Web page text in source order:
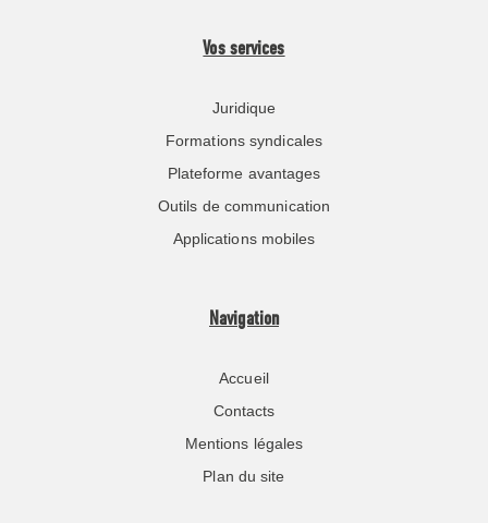
Vos services
Juridique
Formations syndicales
Plateforme avantages
Outils de communication
Applications mobiles
Navigation
Accueil
Contacts
Mentions légales
Plan du site